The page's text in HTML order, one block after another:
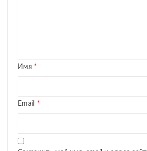
Имя *
Email *